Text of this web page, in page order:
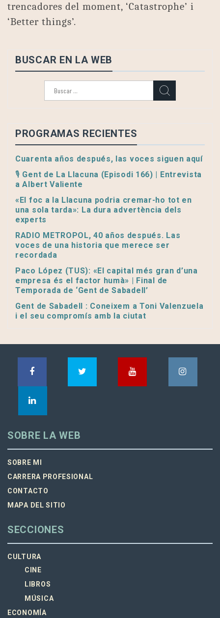
trencadores del moment, ‘Catastrophe’ i
‘Better things’.
BUSCAR EN LA WEB
PROGRAMAS RECIENTES
Cuarenta años después, las voces siguen aquí
🎙️ Gent de La Llacuna (Episodi 166) | Entrevista
a Albert Valiente
«El foc a la Llacuna podria cremar-ho tot en
una sola tarda»: La dura advertència dels
experts
RADIO METROPOL, 40 años después. Las
voces de una historia que merece ser
recordada
Paco López (TUS): «El capital més gran d’una
empresa és el factor humà» | Final de
Temporada de ‘Gent de Sabadell’
Gent de Sabadell : Coneixem a Toni Valenzuela
i el seu compromís amb la ciutat
SOBRE LA WEB
SOBRE MI
CARRERA PROFESIONAL
CONTACTO
MAPA DEL SITIO
SECCIONES
CULTURA
CINE
LIBROS
MÚSICA
ECONOMÍA